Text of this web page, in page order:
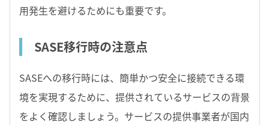
用発生を避けるためにも重要です。
SASE移行時の注意点
SASEへの移行時には、簡単かつ安全に接続できる環
境を実現するために、提供されているサービスの背景
をよく確認しましょう。サービスの提供事業者が国内